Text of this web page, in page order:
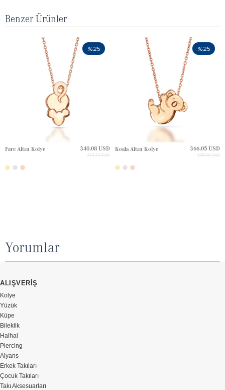
Benzer Ürünler
Fare Altın Kolye 340.08 USD
453.44 USD
%25
Koala Altın Kolye 366.05 USD
488.06 USD
%25
Yorumlar
ALIŞVERİŞ
Kolye
Yüzük
Küpe
Bileklik
Halhal
Piercing
Alyans
Erkek Takıları
Çocuk Takıları
Takı Aksesuarları